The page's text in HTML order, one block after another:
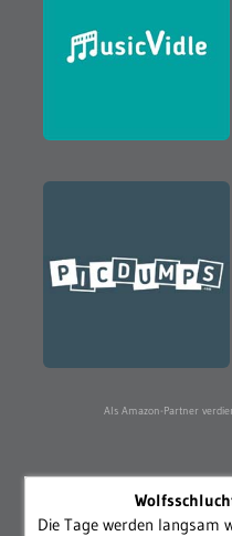
Als Amazon-Partner
Die Tage werden langsam